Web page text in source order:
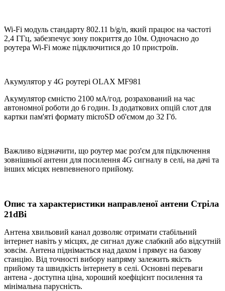
Wi-Fi модуль стандарту 802.11 b/g/n, який працює на частоті
2,4 ГГц, забезпечує зону покриття до 10м. Одночасно до
роутера Wi-Fi може підключитися до 10 пристроїв.
Акумулятор у 4G роутері OLAX MF981
Акумулятор ємністю 2100 мА/год. розрахований на час
автономної роботи до 6 годин. Із додаткових опцій слот для
картки пам'яті формату microSD об'ємом до 32 Гб.
Важливо відзначити, що роутер має роз'єм для підключення
зовнішньої антени для посилення 4G сигналу в селі, на дачі та
інших місцях невпевненого прийому.
Опис та характеристики направленої антени Стріла
21dBi
Антена хвильовий канал дозволяє отримати стабільний
інтернет навіть у місцях, де сигнал дуже слабкий або відсутній
зовсім. Антена піднімається над дахом і прямує на базову
станцію. Від точності вибору напряму залежить якість
прийому та швидкість інтернету в селі. Основні переваги
антена - доступна ціна, хороший коефіцієнт посилення та
мінімальна парусність.